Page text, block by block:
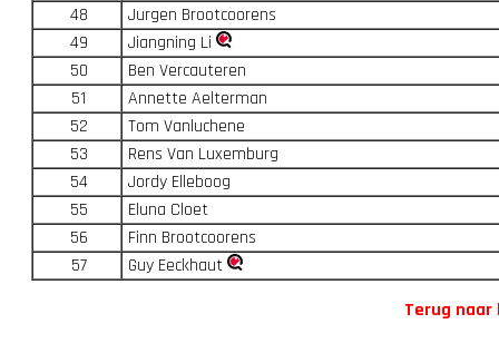
48
Jurgen Brootcoorens
49
Jiangning Li
50
Ben Vercauteren
51
Annette Aelterman
52
Tom Vanluchene
53
Rens Van Luxemburg
54
Jordy Elleboog
55
Eluna Cloet
56
Finn Brootcoorens
57
Guy Eeckhaut
Terug